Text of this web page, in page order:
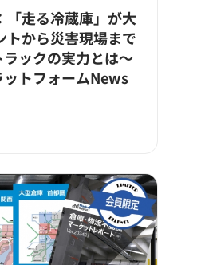
「走る冷蔵庫」が大
トから災害現場まで
ックの実力とは～
トフォームNews